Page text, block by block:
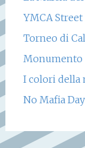
YMCA
Torneo di
Monumento
I colori della
No Mafia